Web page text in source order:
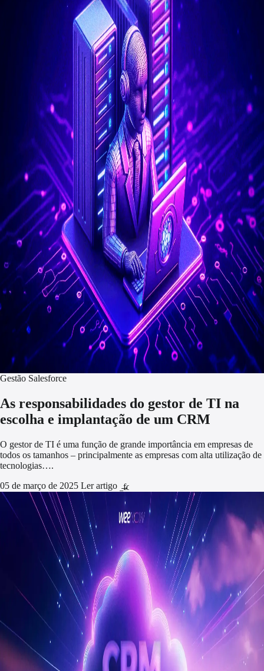
Gestão Salesforce
As responsabilidades do gestor de TI na
escolha e implantação de um CRM
O gestor de TI é uma função de grande importância em empresas de
todos os tamanhos – principalmente as empresas com alta utilização de
tecnologias….
05 de março de 2025 Ler artigo
arrow_forward